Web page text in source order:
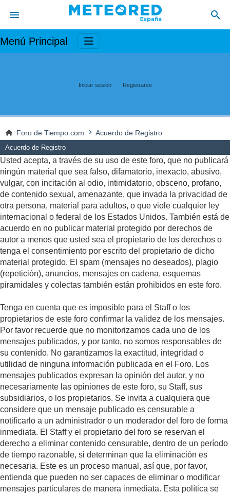
Menú Principal
Iniciar sesión Registrarse
Foro de Tiempo.com Acuerdo de Registro
Acuerdo de Registro
Usted acepta, a través de su uso de este foro, que no publicará
ningún material que sea falso, difamatorio, inexacto, abusivo,
vulgar, con incitación al odio, intimidatorio, obsceno, profano,
de contenido sexual, amenazante, que invada la privacidad de
otra persona, material para adultos, o que viole cualquier ley
internacional o federal de los Estados Unidos. También está de
acuerdo en no publicar material protegido por derechos de
autor a menos que usted sea el propietario de los derechos o
tenga el consentimiento por escrito del propietario de dicho
material protegido. El spam (mensajes no deseados), plagio
(repetición), anuncios, mensajes en cadena, esquemas
piramidales y colectas también están prohibidos en este foro.
Tenga en cuenta que es imposible para el Staff o los
propietarios de este foro confirmar la validez de los mensajes.
Por favor recuerde que no monitorizamos cada uno de los
mensajes publicados, y por tanto, no somos responsables de
su contenido. No garantizamos la exactitud, integridad o
utilidad de ninguna información publicada en el Foro. Los
mensajes publicados expresan la opinión del autor, y no
necesariamente las opiniones de este foro, su Staff, sus
subsidiarios, o los propietarios. Se invita a cualquiera que
considere que un mensaje publicado es censurable a
notificarlo a un administrador o un moderador del foro de forma
inmediata. El Staff y el propietario del foro se reservan el
derecho a eliminar contenido censurable, dentro de un período
de tiempo razonable, si determinan que la eliminación es
necesaria. Este es un proceso manual, así que, por favor,
entienda que pueden no ser capaces de eliminar o modificar
mensajes particulares de manera inmediata. Esta política se